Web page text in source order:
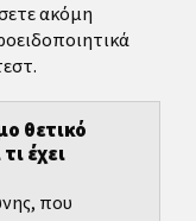
ακόμη
θετικό
έχει
που